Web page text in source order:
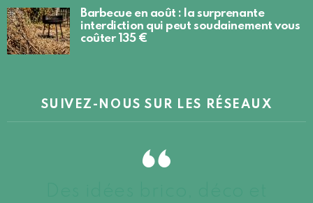
Barbecue en août : la surprenante
interdiction qui peut soudainement vous
coûter 135 €
SUIVEZ-NOUS SUR LES RÉSEAUX